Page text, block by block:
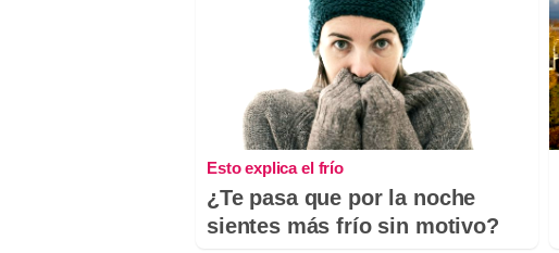
Esto explica el frío
¿Te pasa que por la noche
sientes más frío sin motivo?